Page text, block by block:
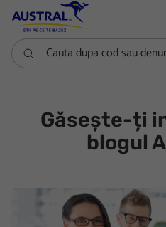
Cauta dupa cod sau denumire
Găsește-ți
blogul